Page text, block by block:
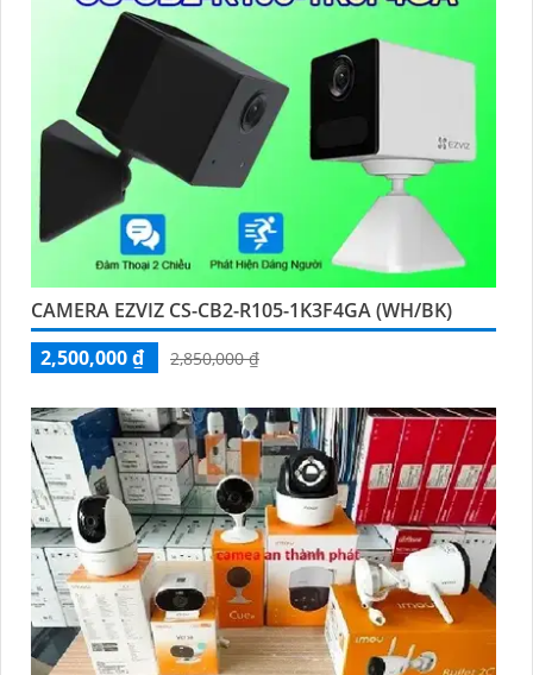
CAMERA EZVIZ CS-CB2-R105-1K3F4GA (WH/BK)
2,500,000 ₫
2,850,000 ₫